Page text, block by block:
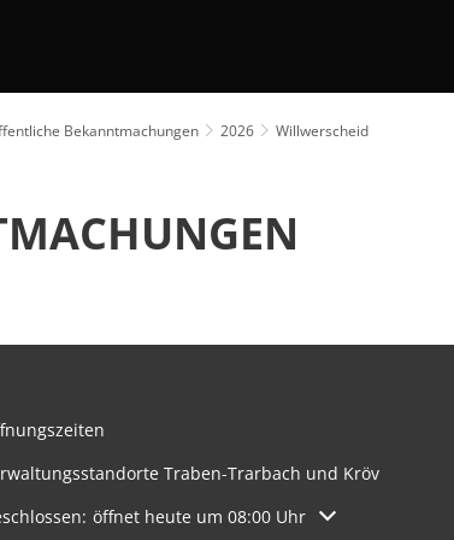
Bekanntmachungen 2026 Willwerscheid
Traben-Trarbach und Kröv
um weitere Öffnungs- oder Schließzeiten
öffnet heute um 08:00 Uhr